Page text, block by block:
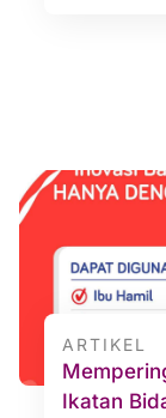
ARTIKEL
Ikatan